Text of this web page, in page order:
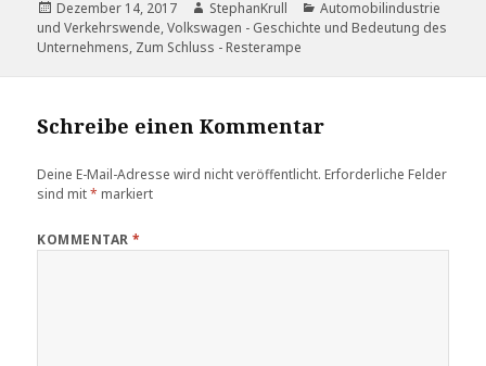
Veröffentlicht
am
Dezember 14, 2017 Autor
StephanKrull Kategorien
Automobilindustrie
und Verkehrswende,Volkswagen - Geschichte und Bedeutung des
Unternehmens, Zum Schluss - Resterampe
Schreibe einen Kommentar
Deine E-Mail-Adresse wird nicht veröffentlicht. Erforderliche Felder
sind mit* markiert
KOMMENTAR*